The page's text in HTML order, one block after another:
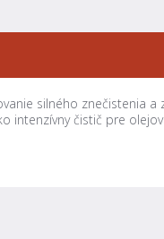
silného znečistenia
intenzívny čistič pre